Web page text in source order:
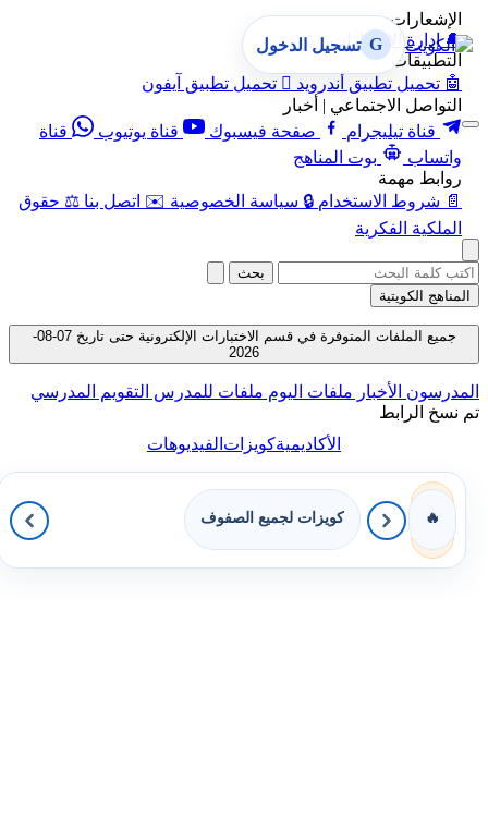
الإشعارات
🔔 إدارة الإشعارات
التطبيقات
🤖 تحميل تطبيق أندرويد  تحميل تطبيق آيفون
التواصل الاجتماعي | أخبار
قناة تيليجرام
صفحة فيسبوك قناة يوتيوب
قناة
واتساب
بوت المناهج
روابط مهمة
📄 شروط الاستخدام 🔒 سياسة الخصوصية ✉️ اتصل بنا ⚖️ حقوق
الملكية الفكرية
G تسجيل الدخول
بحث
المناهج الكويتية
جميع الملفات المتوفرة في قسم الاختبارات الإلكترونية حتى تاريخ 07-08-
2026
المدرسون الأخبار ملفات اليوم ملفات للمدرس التقويم المدرسي
تم نسخ الرابط
الأكاديميةكويزاتالفيديوهات
🔥 كويزات لجميع الصفوف